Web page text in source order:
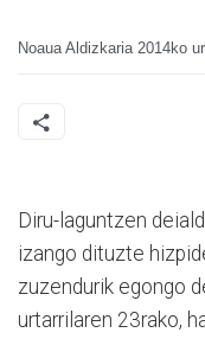
Noaua Aldizkaria 2014ko
Diru-laguntzen
izango dituzte
zuzendurik egongo
urtarrilaren 23rako,